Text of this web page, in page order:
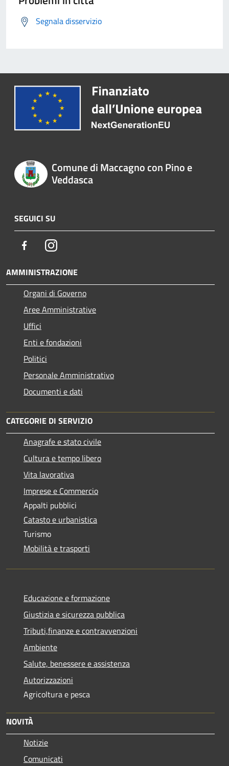
Segnala disservizio
Comune di Maccagno con Pino e
Veddasca
SEGUICI SU
FacebookInstagram
AMMINISTRAZIONE
Organi di Governo
Aree Amministrative
Uffici
Enti e fondazioni
Politici
Personale Amministrativo
Documenti e dati
CATEGORIE DI SERVIZIO
Anagrafe e stato civile
Cultura e tempo libero
Vita lavorativa
Imprese e Commercio
Appalti pubblici
Catasto e urbanistica
Turismo
Mobilità e trasporti
Educazione e formazione
Giustizia e sicurezza pubblica
Tributi,finanze e contravvenzioni
Ambiente
Salute, benessere e assistenza
Autorizzazioni
Agricoltura e pesca
NOVITÀ
Notizie
Comunicati